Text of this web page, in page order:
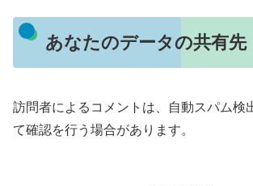
あなたのデータの共有先
訪問者によるコメントは、自動スパム検
て確認を行う場合があります。